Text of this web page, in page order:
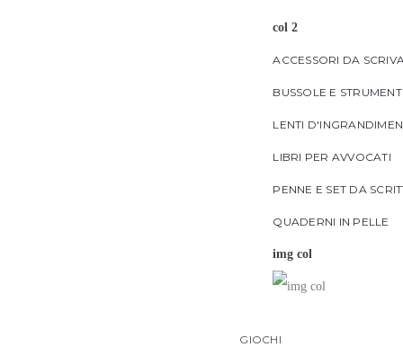
col 2
ACCESSORI DA
BUSSOLE E STRUMENTI
LENTI
LIBRI PER AVVOCATI
PENNE E SET DA
QUADERNI IN PELLE
img col
GIOCHI